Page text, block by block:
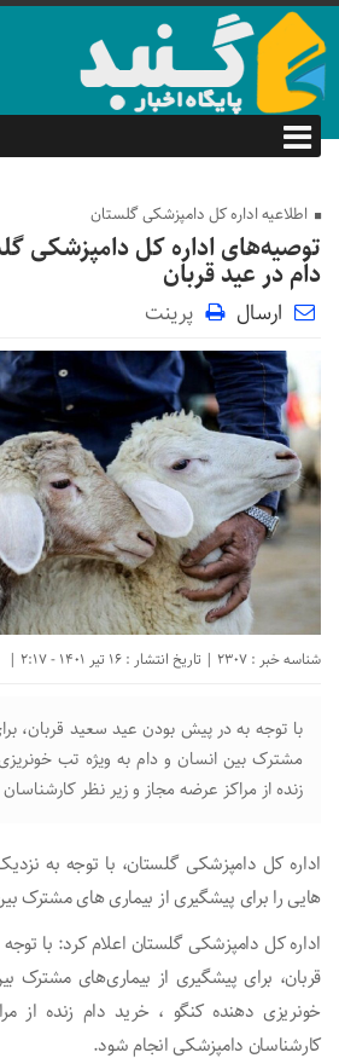
اطلاعیه اداره کل دامپزشکی گلستان
توصیه‌های اداره کل دامپزشکی
دام در عید قربان
ارسال پرینت
شناسه خبر : 2307 | تاریخ انتشار : 16 تیر 1401 - 2:17 |
با توجه به در پیش بودن عید سعید قربان،
مشترک بین انسان و دام به ویژه تب
زنده از مراکز عرضه مجاز و زیر نظر
اداره کل دامپزشکی گلستان، با توجه به
هایی را برای پیشگیری از بیماری های مشترک
اداره کل دامپزشکی گلستان اعلام کرد: با
قربان، برای پیشگیری از بیماری‌های مشترک
خونریزی دهنده کنگو ، خرید دام زنده از
کارشناسان دامپزشکی انجام شود.